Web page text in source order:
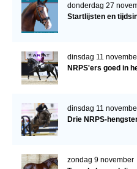
donderdag 27
Startlijsten en
dinsdag 11
NRPS'ers goed in
dinsdag 11
Drie NRPS-
zondag 9 november